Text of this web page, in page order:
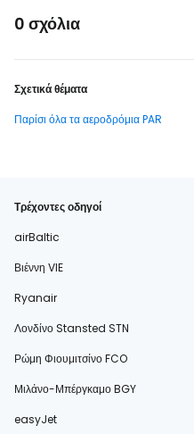
0 σχόλια
Σχετικά θέματα
Παρίσι όλα τα αεροδρόμια PAR
Τρέχοντες οδηγοί
airBaltic
Βιέννη VIE
Ryanair
Λονδίνο Stansted STN
Ρώμη Φιουμιτσίνο FCO
Μιλάνο-Μπέργκαμο BGY
easyJet